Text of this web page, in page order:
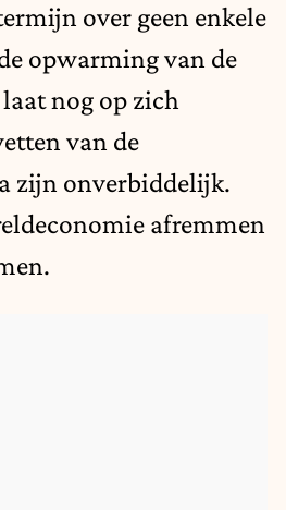
over geen enkele
opwarming van de
nog op zich
van de
zijn onverbiddelijk.
afremmen